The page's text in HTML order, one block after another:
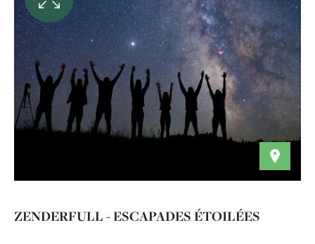
ZENDERFULL - ESCAPADES ÉTOILÉES